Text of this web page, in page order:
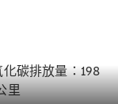
碳排放量：198
里